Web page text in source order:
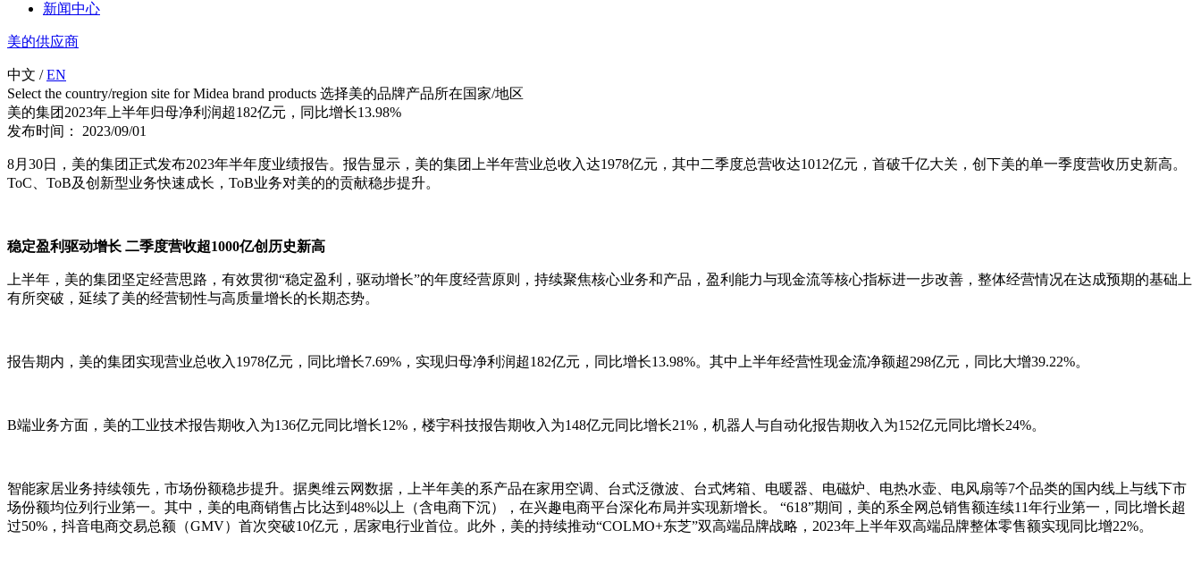
新闻中心
美的供应商
中文 / EN
Select the country/region site for Midea brand products 选择美的品牌产品所在国家/地区
美的集团2023年上半年归母净利润超182亿元，同比增长13.98%
发布时间： 2023/09/01
8月30日，美的集团正式发布2023年半年度业绩报告。报告显示，美的集团上半年营业总收入达1978亿元，其中二季度总营收达1012亿元，首破千亿大关，创下美的单一季度营收历史新高。
ToC、ToB及创新型业务快速成长，ToB业务对美的的贡献稳步提升。
稳定盈利驱动增长 二季度营收超1000亿创历史新高
上半年，美的集团坚定经营思路，有效贯彻“稳定盈利，驱动增长”的年度经营原则，持续聚焦核心业务和产品，盈利能力与现金流等核心指标进一步改善，整体经营情况在达成预期的基础上
有所突破，延续了美的经营韧性与高质量增长的长期态势。
报告期内，美的集团实现营业总收入1978亿元，同比增长7.69%，实现归母净利润超182亿元，同比增长13.98%。其中上半年经营性现金流净额超298亿元，同比大增39.22%。
B端业务方面，美的工业技术报告期收入为136亿元同比增长12%，楼宇科技报告期收入为148亿元同比增长21%，机器人与自动化报告期收入为152亿元同比增长24%。
智能家居业务持续领先，市场份额稳步提升。据奥维云网数据，上半年美的系产品在家用空调、台式泛微波、台式烤箱、电暖器、电磁炉、电热水壶、电风扇等7个品类的国内线上与线下市
场份额均位列行业第一。其中，美的电商销售占比达到48%以上（含电商下沉），在兴趣电商平台深化布局并实现新增长。 “618”期间，美的系全网总销售额连续11年行业第一，同比增长超
过50%，抖音电商交易总额（GMV）首次突破10亿元，居家电行业首位。此外，美的持续推动“COLMO+东芝”双高端品牌战略，2023年上半年双高端品牌整体零售额实现同比增22%。